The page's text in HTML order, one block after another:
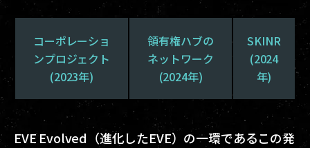
コーポレーショ
ンプロジェクト
(2023年)
領有権ハブの
ネットワーク
(2024年)
SKINR
(2024
年)
EVE Evolved（進化したEVE）の一環であるこの発